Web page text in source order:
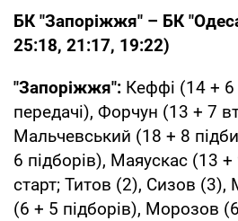
БК "Запоріжжя" – БК
25:18, 21:17, 19:22)
"Запоріжжя": Кеффі (14 + 6
передачі), Форчун (13 + 7
Мальчевський (18 + 8
6 підборів), Маяускас (13
cтарт; Титов (2), Сизов (3),
(6 + 5 підборів), Морозов